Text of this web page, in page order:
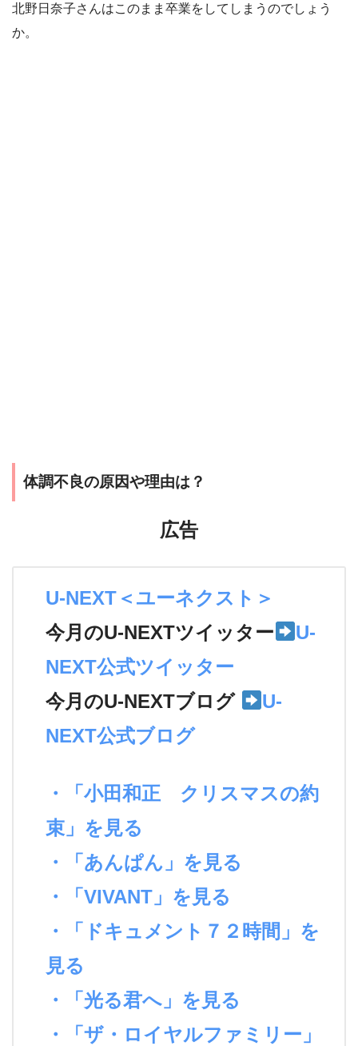
北野日奈子さんはこのまま卒業をしてしまうのでしょう
か。
体調不良の原因や理由は？
広告
U-NEXT＜ユーネクスト＞
今月のU-NEXTツイッター
U-
NEXT公式ツイッター
今月のU-NEXTブログ
U-
NEXT公式ブログ
・「小田和正 クリスマスの約
束」を見る
・「あんぱん」を見る
・「VIVANT」を見る
・「ドキュメント７２時間」を
見る
・「光る君へ」を見る
・「ザ・ロイヤルファミリー」